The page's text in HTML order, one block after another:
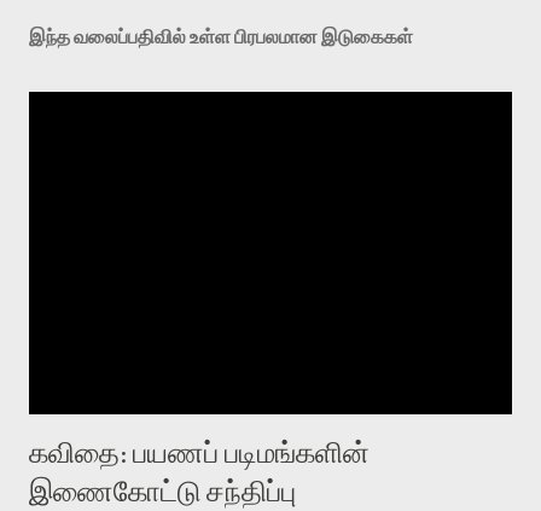
இந்த வலைப்பதிவில் உள்ள பிரபலமான இடுகைகள்
கவிதை: பயணப் படிமங்களின்
இணைகோட்டு சந்திப்பு